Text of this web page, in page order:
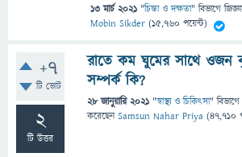
13 মার্চ 2021 "চিন্তা ও দক্ষতা" বিভাগে
Mobin Sikder (15,760 পয়েন্ট)
+7
টি ভোট
2
টি উত্তর
রাতে কম ঘুমের সাথে ওজন
সম্পর্ক কি?
28 জানুয়ারি 2021 "স্বাস্থ্য ও চিকিৎসা" বিভাগে
করেছেনSamsun Nahar Priya (47,710